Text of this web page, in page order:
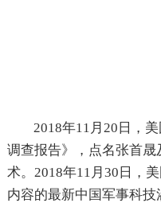
2018年11月20日，
调查报告》，点名张首
术。2018年11月30日，
内容的最新中国军事科